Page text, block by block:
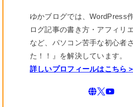
ゆかブログでは、WordPress
ログ記事の書き方・アフィリ
など、パソコン苦手な初心者
た！！』を解決しています。
詳しいプロフィールはこちら